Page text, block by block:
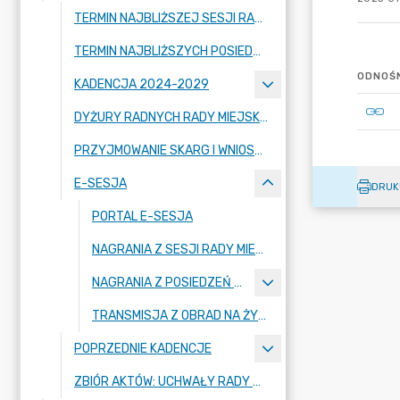
TERMIN NAJBLIŻSZEJ SESJI RADY MIEJSKIEJ WRAZ Z PORZĄDKIEM OBRAD
TERMIN NAJBLIŻSZYCH POSIEDZEŃ KOMISJI RADY MIEJSKIEJ WRAZ Z PORZĄDKIEM OBRAD
KADENCJA 2024-2029
DYŻURY RADNYCH RADY MIEJSKIEJ W STRYKOWIE
PRZYJMOWANIE SKARG I WNIOSKÓW
E-SESJA
PORTAL E-SESJA
NAGRANIA Z SESJI RADY MIEJSKIEJ
NAGRANIA Z POSIEDZEŃ KOMISJI
TRANSMISJA Z OBRAD NA ŻYWO
POPRZEDNIE KADENCJE
ZBIÓR AKTÓW: UCHWAŁY RADY MIEJSKIEJ W STRYKOWIE - BAZA AKTÓW WŁASNYCH